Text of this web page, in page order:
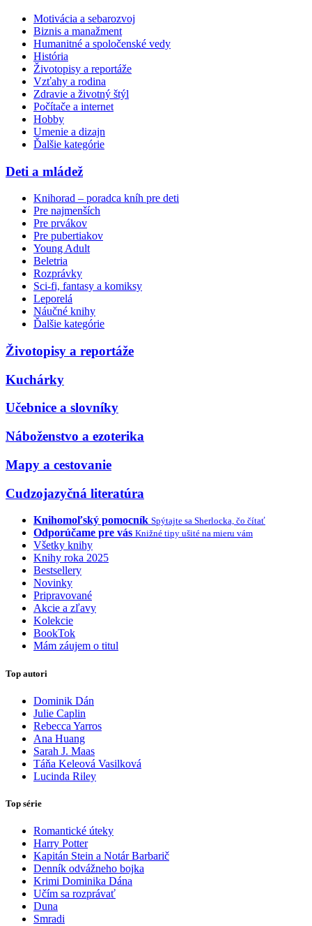
Motivácia a sebarozvoj
Biznis a manažment
Humanitné a spoločenské vedy
História
Životopisy a reportáže
Vzťahy a rodina
Zdravie a životný štýl
Počítače a internet
Hobby
Umenie a dizajn
Ďalšie kategórie
Deti a mládež
Knihorad – poradca kníh pre deti
Pre najmenších
Pre prvákov
Pre pubertiakov
Young Adult
Beletria
Rozprávky
Sci-fi, fantasy a komiksy
Leporelá
Náučné knihy
Ďalšie kategórie
Životopisy a reportáže
Kuchárky
Učebnice a slovníky
Náboženstvo a ezoterika
Mapy a cestovanie
Cudzojazyčná literatúra
Knihomoľský pomocník Spýtajte sa Sherlocka, čo čítať
Odporúčame pre vás Knižné tipy ušité na mieru vám
Všetky knihy
Knihy roka 2025
Bestsellery
Novinky
Pripravované
Akcie a zľavy
Kolekcie
BookTok
Mám záujem o titul
Top autori
Dominik Dán
Julie Caplin
Rebecca Yarros
Ana Huang
Sarah J. Maas
Táňa Keleová Vasilková
Lucinda Riley
Top série
Romantické úteky
Harry Potter
Kapitán Stein a Notár Barbarič
Denník odvážneho bojka
Krimi Dominika Dána
Učím sa rozprávať
Duna
Smradi